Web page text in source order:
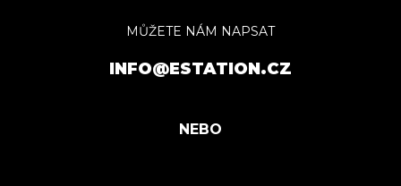
MŮŽETE NÁM NAPSAT
INFO@ESTATION.CZ